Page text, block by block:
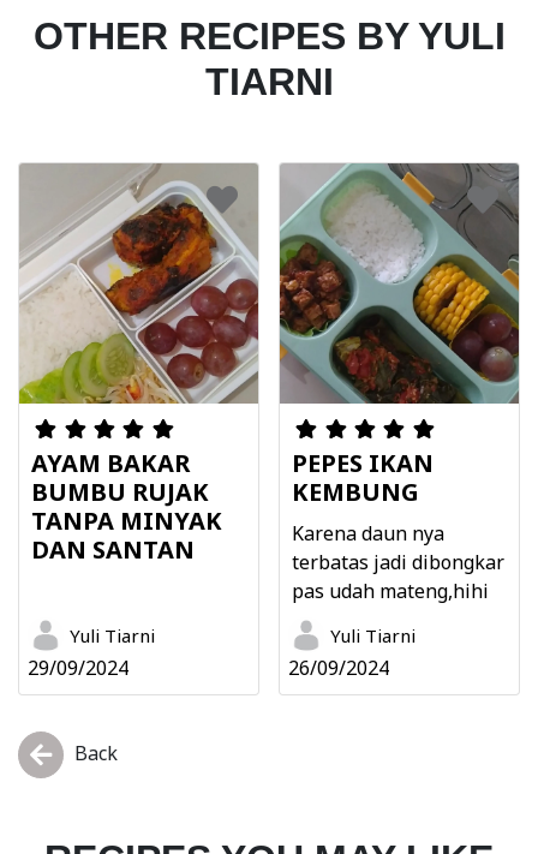
OTHER RECIPES BY YULI
TIARNI
AYAM BAKAR
BUMBU RUJAK
TANPA MINYAK
DAN SANTAN
Yuli Tiarni
29/09/2024
PEPES IKAN
KEMBUNG
Karena daun nya
terbatas jadi dibongkar
pas udah mateng,hihi
Yuli Tiarni
26/09/2024
Back